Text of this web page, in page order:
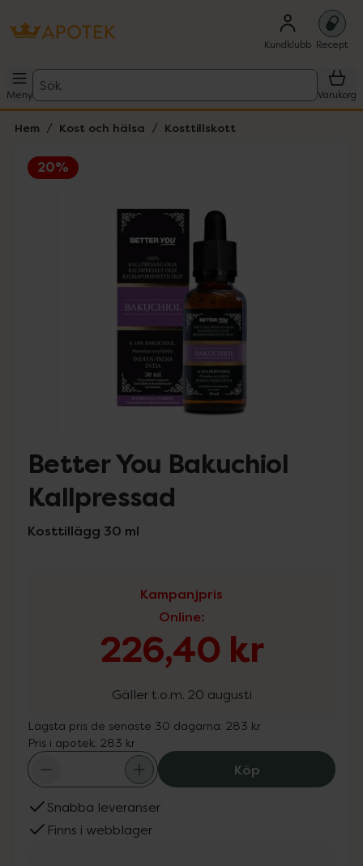
Kundklubb Recept
Meny
Sök
Varukorg
Hem Kost och hälsa Kosttillskott
20%
Lista: . Innehåller 4 objekt.
Better You Bakuchiol
Kallpressad
Kosttillägg 30 ml
Kampanjpris
Online:
226,40 kr
Gäller t.o.m. 20 augusti
Lägsta pris de senaste 30 dagarna: 283 kr
Pris i apotek: 283 kr
KöpBetter You
Snabba leveranser
Finns i webblager